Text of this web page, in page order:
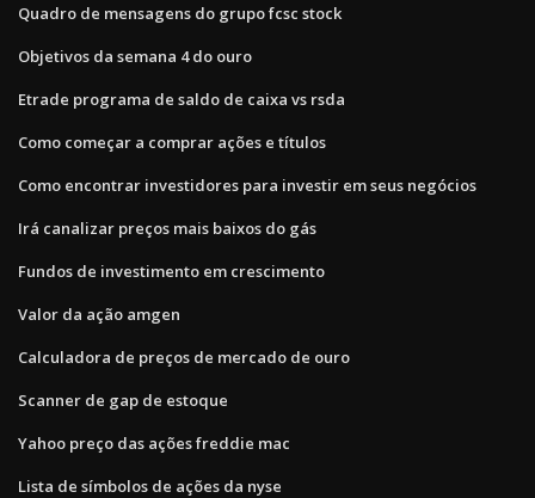
Quadro de mensagens do grupo fcsc stock
Objetivos da semana 4 do ouro
Etrade programa de saldo de caixa vs rsda
Como começar a comprar ações e títulos
Como encontrar investidores para investir em seus negócios
Irá canalizar preços mais baixos do gás
Fundos de investimento em crescimento
Valor da ação amgen
Calculadora de preços de mercado de ouro
Scanner de gap de estoque
Yahoo preço das ações freddie mac
Lista de símbolos de ações da nyse